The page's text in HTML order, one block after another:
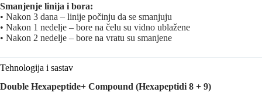
Smanjenje linija i bora:
• Nakon 3 dana – linije počinju da se smanjuju
• Nakon 1 nedelje – bore na čelu su vidno ublažene
• Nakon 2 nedelje – bore na vratu su smanjene
Tehnologija i sastav
Double Hexapeptide+ Compound (Hexapeptidi 8 + 9)